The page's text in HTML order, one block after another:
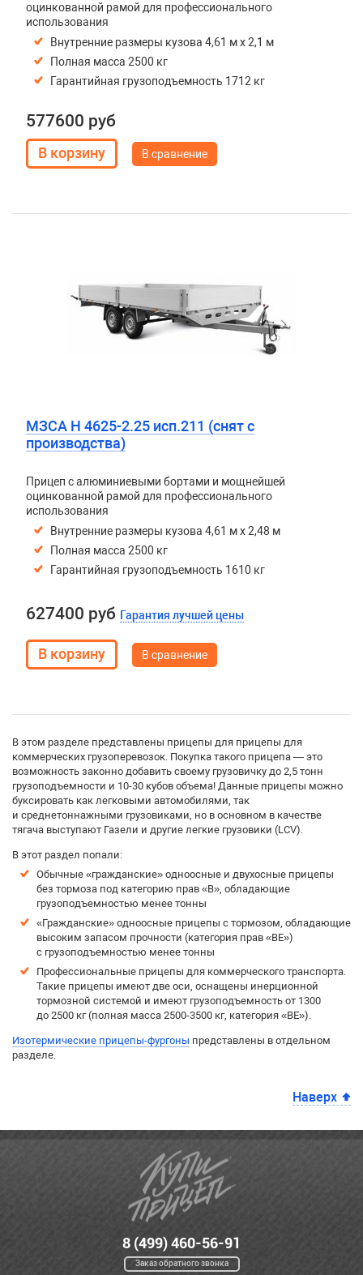
оцинкованной рамой для профессионального
использования
Внутренние размеры кузова 4,61 м х 2,1 м
Полная масса 2500 кг
Гарантийная грузоподъемность 1712 кг
577600 руб
В сравнение
МЗСА H 4625-2.25 исп.211 (снят с
производства)
Прицеп с алюминиевыми бортами и мощнейшей
оцинкованной рамой для профессионального
использования
Внутренние размеры кузова 4,61 м х 2,48 м
Полная масса 2500 кг
Гарантийная грузоподъемность 1610 кг
627400 руб Гарантия лучшей цены
В сравнение
В этом разделе представлены прицепы для прицепы для
коммерческих грузоперевозок. Покупка такого прицепа — это
возможность законно добавить своему грузовичку до 2,5 тонн
грузоподъемности и 10-30 кубов объема! Данные прицепы можно
буксировать как легковыми автомобилями, так
и среднетоннажными грузовиками, но в основном в качестве
тягача выступают Газели и другие легкие грузовики (LCV).
В этот раздел попали:
Обычные «гражданские» одноосные и двухосные прицепы
без тормоза под категорию прав «B», обладающие
грузоподъемностью менее тонны
«Гражданские» одноосные прицепы с тормозом, обладающие
высоким запасом прочности (категория прав «BE»)
с грузоподъемностью менее тонны
Профессиональные прицепы для коммерческого транспорта.
Такие прицепы имеют две оси, оснащены инерционной
тормозной системой и имеют грузоподъемность от 1300
до 2500 кг (полная масса 2500-3500 кг, категория «BE»).
Изотермические прицепы-фургоны представлены в отдельном
разделе.
Наверх
8 (499) 460-56-91
Заказ обратного звонка